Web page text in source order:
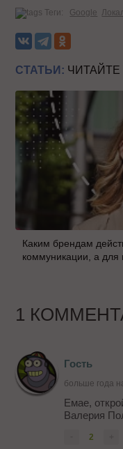
Теги: Google
СТАТЬИ: ЧИТАЙТЕ
Каким брендам
коммуникации, а для
1
Гость
больше года
Емае,
Валерия
2